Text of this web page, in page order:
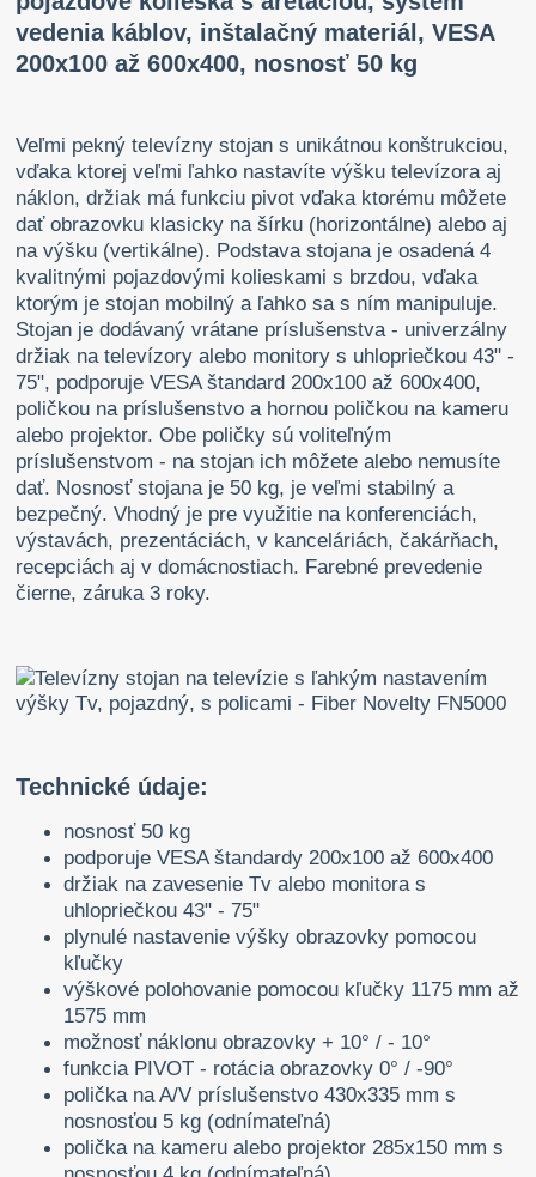
vedenia káblov, inštalačný materiál, VESA
200x100 až 600x400, nosnosť 50 kg
Veľmi pekný televízny stojan s unikátnou konštrukciou,
vďaka ktorej veľmi ľahko nastavíte výšku televízora aj
náklon, držiak má funkciu pivot vďaka ktorému môžete
dať obrazovku klasicky na šírku (horizontálne) alebo aj
na výšku (vertikálne). Podstava stojana je osadená 4
kvalitnými pojazdovými kolieskami s brzdou, vďaka
ktorým je stojan mobilný a ľahko sa s ním manipuluje.
Stojan je dodávaný vrátane príslušenstva - univerzálny
držiak na televízory alebo monitory s uhlopriečkou 43" -
75", podporuje VESA štandard 200x100 až 600x400,
poličkou na príslušenstvo a hornou poličkou na kameru
alebo projektor. Obe poličky sú voliteľným
príslušenstvom - na stojan ich môžete alebo nemusíte
dať. Nosnosť stojana je 50 kg, je veľmi stabilný a
bezpečný. Vhodný je pre využitie na konferenciách,
výstavách, prezentáciách, v kanceláriách, čakárňach,
recepciách aj v domácnostiach. Farebné prevedenie
čierne, záruka 3 roky.
Technické údaje:
nosnosť 50 kg
podporuje VESA štandardy 200x100 až 600x400
držiak na zavesenie Tv alebo monitora s
uhlopriečkou 43" - 75"
plynulé nastavenie výšky obrazovky pomocou
kľučky
výškové polohovanie pomocou kľučky 1175 mm až
1575 mm
možnosť náklonu obrazovky + 10° / - 10°
funkcia PIVOT - rotácia obrazovky 0° / -90°
polička na A/V príslušenstvo 430x335 mm s
nosnosťou 5 kg (odnímateľná)
polička na kameru alebo projektor 285x150 mm s